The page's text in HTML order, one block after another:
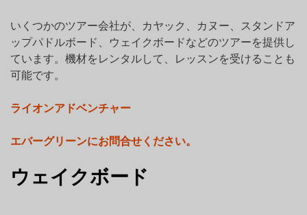
いくつかのツアー会社が、カヤック、カヌー、スタンドア
ップパドルボード、ウェイクボードなどのツアーを提供し
ています。機材をレンタルして、レッスンを受けることも
可能です。
ライオンアドベンチャー
エバーグリーンにお問合せください。
ウェイクボード